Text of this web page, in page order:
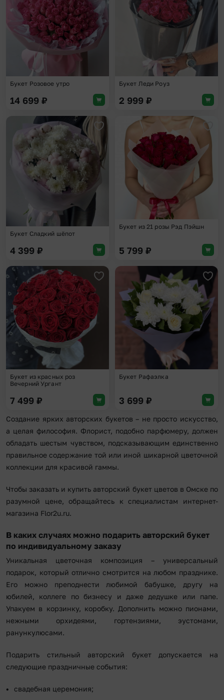
Букет Розовое утро
14 699 ₽
Букет Леди Роуз
2 999 ₽
Добавить в избранное
Букет Сладкий шёпот
4 399 ₽
Букет из 21 розы Рэд Пэйшн
5 799 ₽
Добавить в избранное
Букет из красных роз
Вечерний Ургант
7 499 ₽
Букет Рафаэлка
3 699 ₽
Создание ярких авторских букетов – не просто искусство,
а целая философия. Флорист, подобно парфюмеру, должен
обладать шестым чувством, подсказывающим единственно
правильное содержание той или иной шикарной цветочной
коллекции для красивой гаммы.
Чтобы заказать и купить авторский букет цветов в Омске по
разумной цене, обращайтесь к специалистам интернет-
магазина Flor2u.ru.
В каких случаях можно подарить авторский букет
по индивидуальному заказу
Уникальная цветочная композиция – универсальный
подарок, который отлично смотрится на любом празднике.
Его можно преподнести любимой бабушке, другу на
юбилей, коллеге по бизнесу и даже дедушке или папе.
Упакуем в корзинку, коробку. Дополнить можно пионами,
нежными орхидеями, гортензиями, эустомами,
ранункулюсами.
Подарить стильный авторский букет допускается на
следующие праздничные события:
свадебная церемония;